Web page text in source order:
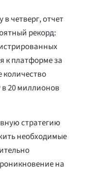
четверг, отчет
рекорд:
к платформе за
количество
в 20 миллионов
стратегию
необходимые
на